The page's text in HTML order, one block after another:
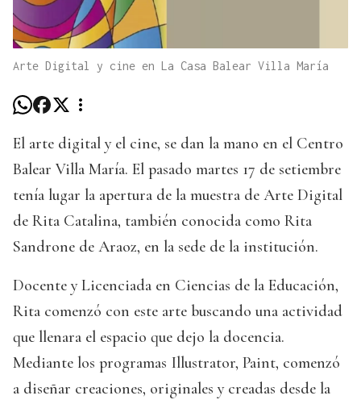
Arte Digital y cine en La Casa Balear Villa María
El arte digital y el cine, se dan la mano en el Centro
Balear Villa María. El pasado martes 17 de setiembre
tenía lugar la apertura de la muestra de Arte Digital
de Rita Catalina, también conocida como Rita
Sandrone de Araoz, en la sede de la institución.
Docente y Licenciada en Ciencias de la Educación,
Rita comenzó con este arte buscando una actividad
que llenara el espacio que dejo la docencia.
Mediante los programas Illustrator, Paint, comenzó
a diseñar creaciones, originales y creadas desde la